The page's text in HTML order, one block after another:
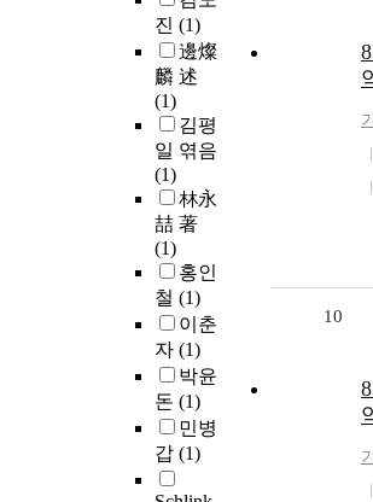
진 (1)
邊燦
麟 述
(1)
김평
일 엮음
(1)
林永
喆 著
(1)
홍인
철 (1)
이춘
자 (1)
박윤
돈 (1)
민병
갑 (1)
10